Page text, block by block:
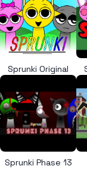
Sprunki Original
Sprunki Phase 13